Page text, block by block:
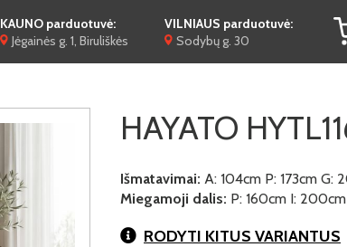
KAUNO parduotuvė:
Jėgainės g. 1, Biruliškės
VILNIAUS parduotuvė:
Sodybų g. 30
HAYATO
Išmatavimai: A: 104cm P: 173cm G:
Miegamoji dalis: P: 160cm I: 200cm
RODYTI KITUS VARIANTUS